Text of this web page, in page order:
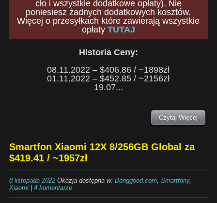
cło i wszystkie dodatkowe opłaty). Nie
poniesiesz żadnych dodatkowych kosztów.
Więcej o przesyłkach które zawierają wszystkie
opłaty TUTAJ
Historia Ceny:
08.11.2022 – $406.86 / ~1898zł
01.11.2022 – $452.85 / ~2156zł
19.07...
Czytaj Więcej
Smartfon Xiaomi 12X 8/256GB Global za
$419.41 / ~1957zł
8 listopada 2022Okazja dostępna w: Banggood.com, Smartfony,
Xiaomi| 4 komentarze